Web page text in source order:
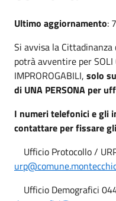
Ultimo aggiornamento:
Si avvisa la
potrà avventire per SOLI
IMPROROGABILI, solo
di UNA PERSONA per
I numeri telefonici e gli
contattare per fissare
Ufficio Protocollo /
Ufficio Demografici